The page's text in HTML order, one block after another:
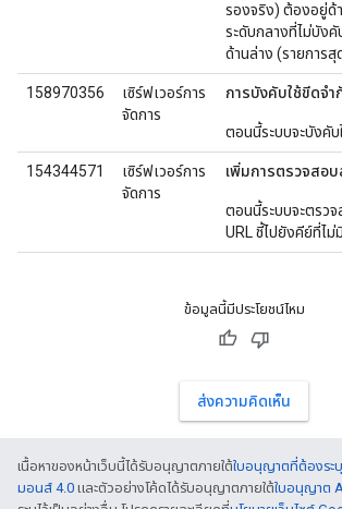
รองจริง) ต้องอยู่ด้
ระดับกลางที่ไม่บัง
ด้านล่าง (รายการสุ
158970356
เซิร์ฟเวอร์การ
จัดการ
การบังคับใช้ขีดจำ
ตอนนี้ระบบจะบังคับ
154344571
เซิร์ฟเวอร์การ
จัดการ
เพิ่มการตรวจสอ
ตอนนี้ระบบจะตรว
URL ชี้ไปยังคีย์ที่ไ
ข้อมูลนี้มีประโยชน์ไหม
ส่งความคิดเห็น
เนื้อหาของหน้าเว็บนี้ได้รับอนุญาตภายใต้ใบอนุญาตที่ต้องระ
มอนส์ 4.0 และตัวอย่างโค้ดได้รับอนุญาตภายใต้ใบอนุญาต